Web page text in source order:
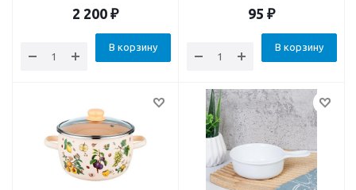
2 200 ₽
В корзину
родентицид
95 ₽
В корзину